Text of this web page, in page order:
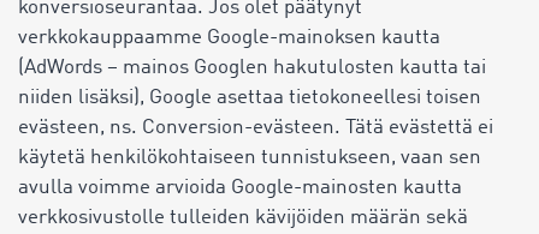
konversioseurantaa. Jos olet päätynyt
verkkokauppaamme Google-mainoksen kautta
(AdWords – mainos Googlen hakutulosten kautta tai
niiden lisäksi), Google asettaa tietokoneellesi toisen
evästeen, ns. Conversion-evästeen. Tätä evästettä ei
käytetä henkilökohtaiseen tunnistukseen, vaan sen
avulla voimme arvioida Google-mainosten kautta
verkkosivustolle tulleiden kävijöiden määrän sekä